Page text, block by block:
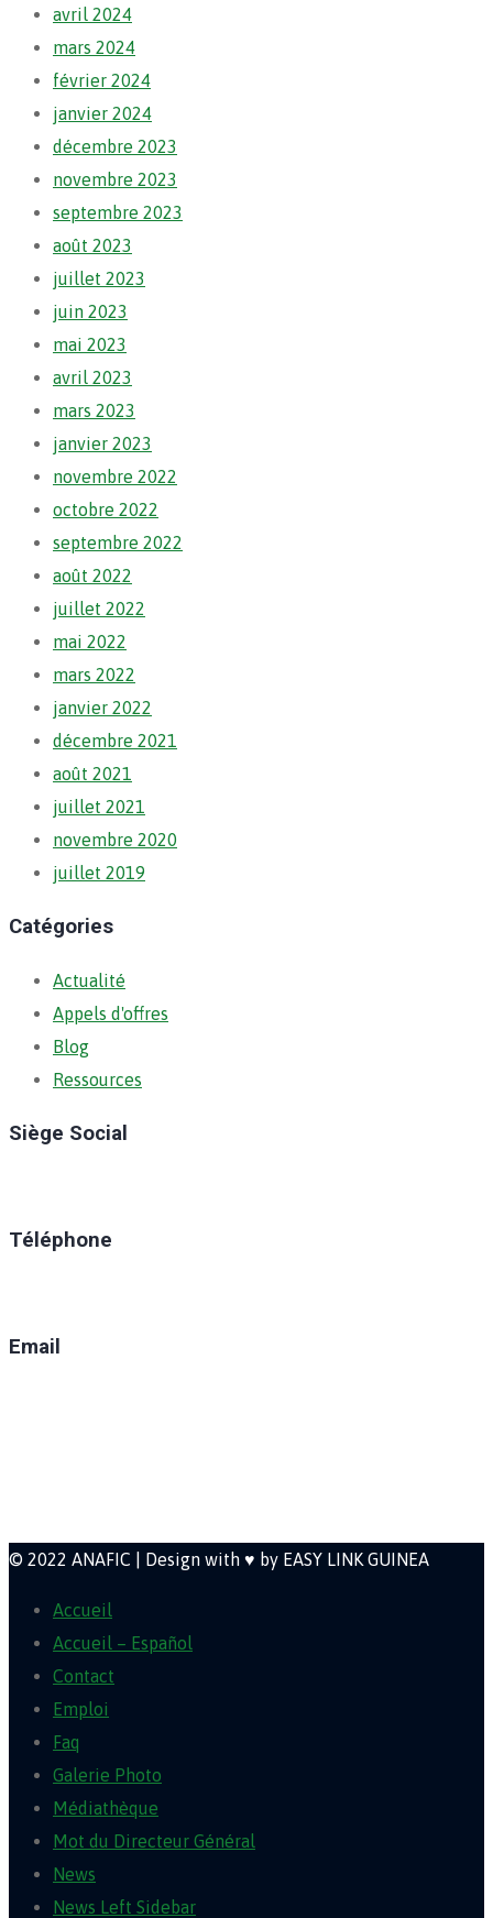
avril 2024
mars 2024
février 2024
janvier 2024
décembre 2023
novembre 2023
septembre 2023
août 2023
juillet 2023
juin 2023
mai 2023
avril 2023
mars 2023
janvier 2023
novembre 2022
octobre 2022
septembre 2022
août 2022
juillet 2022
mai 2022
mars 2022
janvier 2022
décembre 2021
août 2021
juillet 2021
novembre 2020
juillet 2019
Catégories
Actualité
Appels d'offres
Blog
Ressources
Siège Social
Téléphone
Email
© 2022 ANAFIC | Design with ♥ by EASY LINK GUINEA
Accueil
Accueil – Español
Contact
Emploi
Faq
Galerie Photo
Médiathèque
Mot du Directeur Général
News
News Left Sidebar